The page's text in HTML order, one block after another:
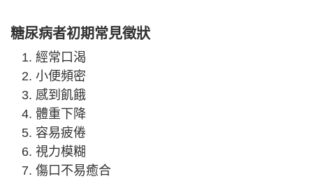
糖尿病者初期常見徵狀
經常口渴
小便頻密
感到飢餓
體重下降
容易疲倦
視力模糊
傷口不易癒合